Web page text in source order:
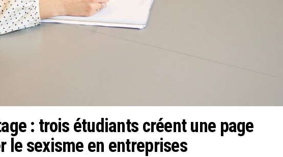
: trois étudiants créent une page
le sexisme en entreprises